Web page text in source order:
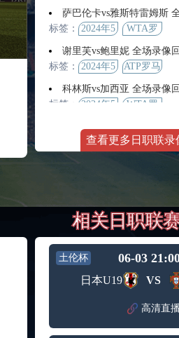
败者组
萨巴伦卡vs雅斯特雷姆斯 全场录
标签：
2024年5
WTA罗
赛女单
第3轮
谢里芙vs鲍里妮 全场录像
标签：
2024年5
ATP罗马
女单第2
轮
科林斯vs加西亚 全场录像
标签：
2024年5
WTA罗
赛女单
第3轮
斯维托丽娜vs萨巴伦卡 全场录
2024年5
月14日
WTA罗
马公开
纳波利塔诺vs贾里 全场录
男单第3
轮
标签： 2024年5
月11日
WTA1000
罗马大
师赛第3
轮
WTT沙特大满贯女单半决赛 陈梦vs早田希娜 全
标签： 2024年5
月11日
WTT沙
贯女单
蒙泰罗vs凯茨曼诺维奇 全场录
大师赛
轮
纳尔迪vs鲁内 全场录像回放
标签： 2024年5
ATP罗马
查看更多日职联录
相关日职联
土伦杯 06-03
日本U19 VS
高清直播